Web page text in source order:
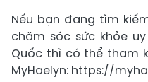
Nếu bạn đang tìm
chăm sóc sức khỏe
Quốc thì có thể tham
MyHaelyn: https://